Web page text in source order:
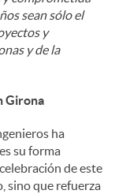
sean sólo el
y
y de la
Girona
ha
su forma
de este
sino que refuerza